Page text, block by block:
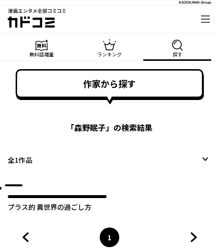
漫画エンタメ全部コミコミ
カドコミ
無料話増量 ランキング 探す
作家から探す
「森野眠子」の検索結果
全1作品
プラス的 異世界の過ごし方
ページ
1
へ